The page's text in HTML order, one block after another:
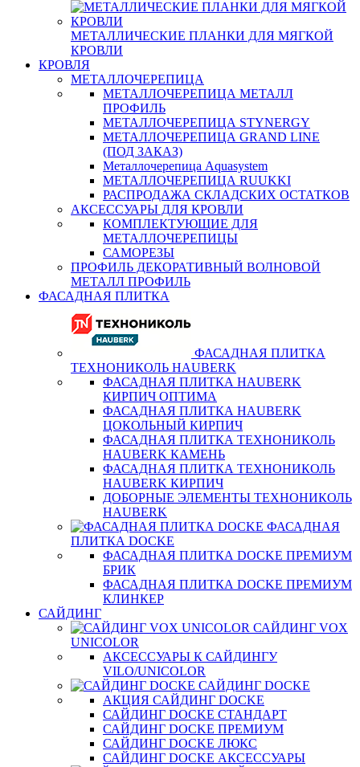
МЕТАЛЛИЧЕСКИЕ ПЛАНКИ ДЛЯ МЯГКОЙ
КРОВЛИ
КРОВЛЯ
МЕТАЛЛОЧЕРЕПИЦА
МЕТАЛЛОЧЕРЕПИЦА МЕТАЛЛ
ПРОФИЛЬ
МЕТАЛЛОЧЕРЕПИЦА STYNERGY
МЕТАЛЛОЧЕРЕПИЦА GRAND LINE
(ПОД ЗАКАЗ)
Металлочерепица Aquasystem
МЕТАЛЛОЧЕРЕПИЦА RUUKKI
РАСПРОДАЖА СКЛАДСКИХ ОСТАТКОВ
АКСЕССУАРЫ ДЛЯ КРОВЛИ
КОМПЛЕКТУЮЩИЕ ДЛЯ
МЕТАЛЛОЧЕРЕПИЦЫ
САМОРЕЗЫ
ПРОФИЛЬ ДЕКОРАТИВНЫЙ ВОЛНОВОЙ
МЕТАЛЛ ПРОФИЛЬ
ФАСАДНАЯ ПЛИТКА
ФАСАДНАЯ ПЛИТКА
ТЕХНОНИКОЛЬ HAUBERK
ФАСАДНАЯ ПЛИТКА HAUBERK
КИРПИЧ ОПТИМА
ФАСАДНАЯ ПЛИТКА HAUBERK
ЦОКОЛЬНЫЙ КИРПИЧ
ФАСАДНАЯ ПЛИТКА ТЕХНОНИКОЛЬ
HAUBERK КАМЕНЬ
ФАСАДНАЯ ПЛИТКА ТЕХНОНИКОЛЬ
HAUBERK КИРПИЧ
ДОБОРНЫЕ ЭЛЕМЕНТЫ ТЕХНОНИКОЛЬ
HAUBERK
ФАСАДНАЯ
ПЛИТКА DOCKE
ФАСАДНАЯ ПЛИТКА DOCKE ПРЕМИУМ
БРИК
ФАСАДНАЯ ПЛИТКА DOCKE ПРЕМИУМ
КЛИНКЕР
САЙДИНГ
САЙДИНГ VOX
UNICOLOR
АКСЕССУАРЫ К САЙДИНГУ
VILO/UNICOLOR
САЙДИНГ DOCKE
АКЦИЯ САЙДИНГ DOCKE
САЙДИНГ DOCKE СТАНДАРТ
САЙДИНГ DOCKE ПРЕМИУМ
САЙДИНГ DOCKE ЛЮКС
САЙДИНГ DOCKE АКСЕССУАРЫ